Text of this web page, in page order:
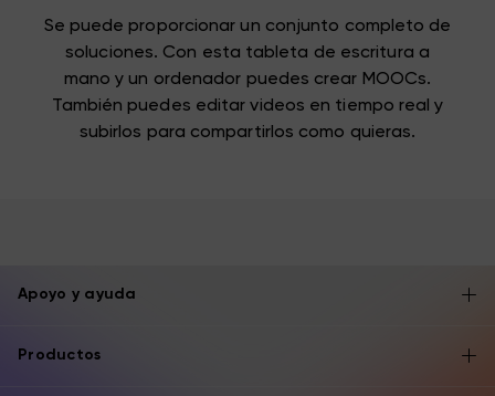
Se puede proporcionar un conjunto completo de
soluciones. Con esta tableta de escritura a
mano y un ordenador puedes crear MOOCs.
También puedes editar videos en tiempo real y
subirlos para compartirlos como quieras.
Apoyo y ayuda
Productos